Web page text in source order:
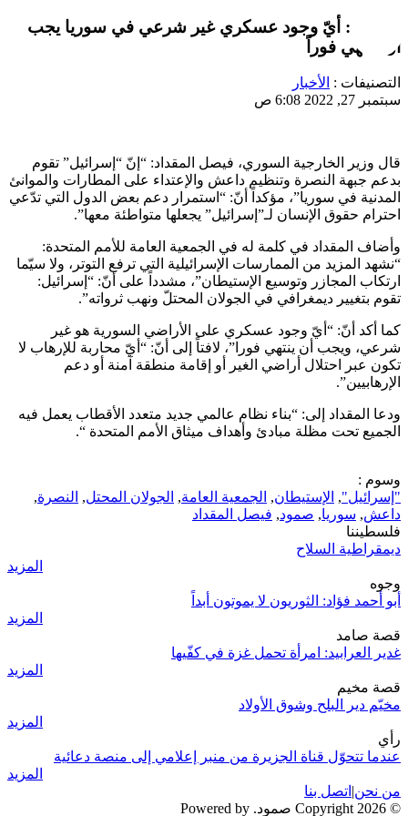
المقداد: أيّ وجود عسكري غير شرعي في سوريا يجب
أن ينتهي فوراً
التصنيفات : الأخبار
سبتمبر 27, 2022 6:08 ص
قال وزير الخارجية السوري، فيصل المقداد: “إنّ “إسرائيل” تقوم
بدعم جبهة النصرة وتنظيم داعش والإعتداء على المطارات والموانئ
المدنية في سوريا”، مؤكداً أنّ: “استمرار دعم بعض الدول التي تدّعي
احترام حقوق الإنسان لـ”إسرائيل” يجعلها متواطئة معها”.
وأضاف المقداد في كلمة له في الجمعية العامة للأمم المتحدة:
“نشهد المزيد من الممارسات الإسرائيلية التي ترفع التوتر، ولا سيّما
ارتكاب المجازر وتوسيع الإستيطان”، مشدداً على أنّ: “إسرائيل:
تقوم بتغيير ديمغرافي في الجولان المحتلّ ونهب ثرواته”.
كما أكد أنّ: “أيّ وجود عسكري على الأراضي السورية هو غير
شرعي، ويجب أن ينتهي فورا”، لافتاً إلى أنّ: “أيّ محاربة للإرهاب لا
تكون عبر احتلال أراضي الغير أو إقامة منطقة آمنة أو دعم
الإرهابيين”.
ودعا المقداد إلى: “بناء نظام عالمي جديد متعدد الأقطاب يعمل فيه
الجميع تحت مظلة مبادئ وأهداف ميثاق الأمم المتحدة “.
وسوم :
"إسرائيل", الإستيطان, الجمعية العامة, الجولان المحتل, النصرة,
داعش, سوريا, صمود, فيصل المقداد
فلسطيننا
ديمقراطية السلاح
المزيد
وجوه
أبو أحمد فؤاد: الثوريون لا يموتون أبداً
المزيد
قصة صامد
غدير العرابيد: امرأة تحمل غزة في كفّيها
المزيد
قصة مخيم
مخيّم دير البلح وشوق الأولاد
المزيد
رأي
عندما تتحوّل قناة الجزيرة من منبر إعلامي إلى منصة دعائية
المزيد
من نحن| اتصل بنا
© 2026 Copyright صمود. Powered by